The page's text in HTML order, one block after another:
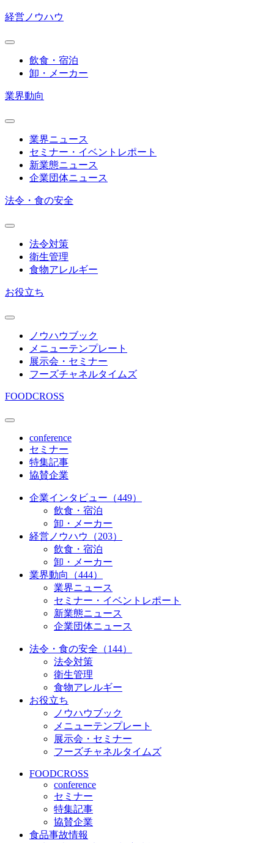
経営ノウハウ
飲食・宿泊
卸・メーカー
業界動向
業界ニュース
セミナー・イベントレポート
新業態ニュース
企業団体ニュース
法令・食の安全
法令対策
衛生管理
食物アレルギー
お役立ち
ノウハウブック
メニューテンプレート
展示会・セミナー
フーズチャネルタイムズ
FOODCROSS
conference
セミナー
特集記事
協賛企業
企業インタビュー（449）
飲食・宿泊
卸・メーカー
経営ノウハウ（203）
飲食・宿泊
卸・メーカー
業界動向（444）
業界ニュース
セミナー・イベントレポート
新業態ニュース
企業団体ニュース
法令・食の安全（144）
法令対策
衛生管理
食物アレルギー
お役立ち
ノウハウブック
メニューテンプレート
展示会・セミナー
フーズチャネルタイムズ
FOODCROSS
conference
セミナー
特集記事
協賛企業
食品事故情報